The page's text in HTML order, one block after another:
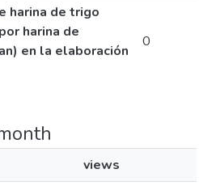
harina de trigo
harina de
en la elaboración
0
views